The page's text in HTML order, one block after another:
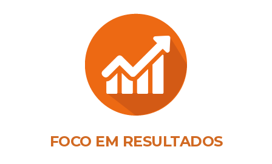
FOCO EM RESULTADOS